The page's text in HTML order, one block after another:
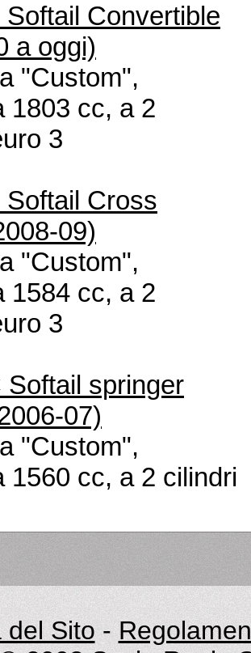
Convertible
a oggi)
"Custom",
1803 cc, a 2
3
Softail Cross
09)
"Custom",
1584 cc, a 2
3
Softail springer
07)
"Custom",
1560 cc, a 2 cilindri
del Sito -